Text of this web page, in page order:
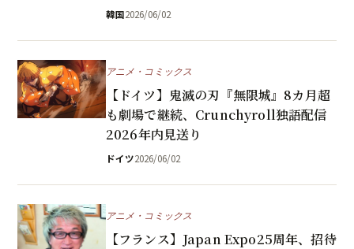
韓国2026/06/02
アニメ・コミックス
【ドイツ】鬼滅の刃『無限城』8カ月超
も劇場で継続、Crunchyroll独語配信
2026年内見送り
ドイツ2026/06/02
アニメ・コミックス
【フランス】Japan Expo25周年、招待